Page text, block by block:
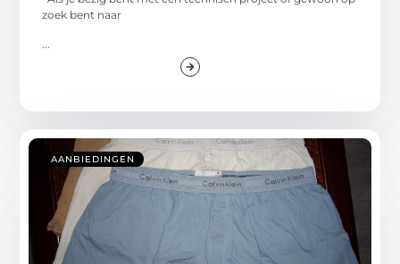
zoek bent naar
AANBIEDINGEN